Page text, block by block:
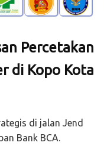
Percetakan
di Kopo Kota
di jalan Jend
Bank BCA.